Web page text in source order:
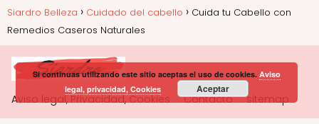
Siardro Belleza Cuidado del cabello
Cuida tu Cabello con
Remedios Caseros Naturales
Aviso legal, Privacidad, Cookies Contacto sitemap
Si continuas utilizando este sitio aceptas el uso de cookies.Aviso
legal, privacidad, Cookies
Aceptar